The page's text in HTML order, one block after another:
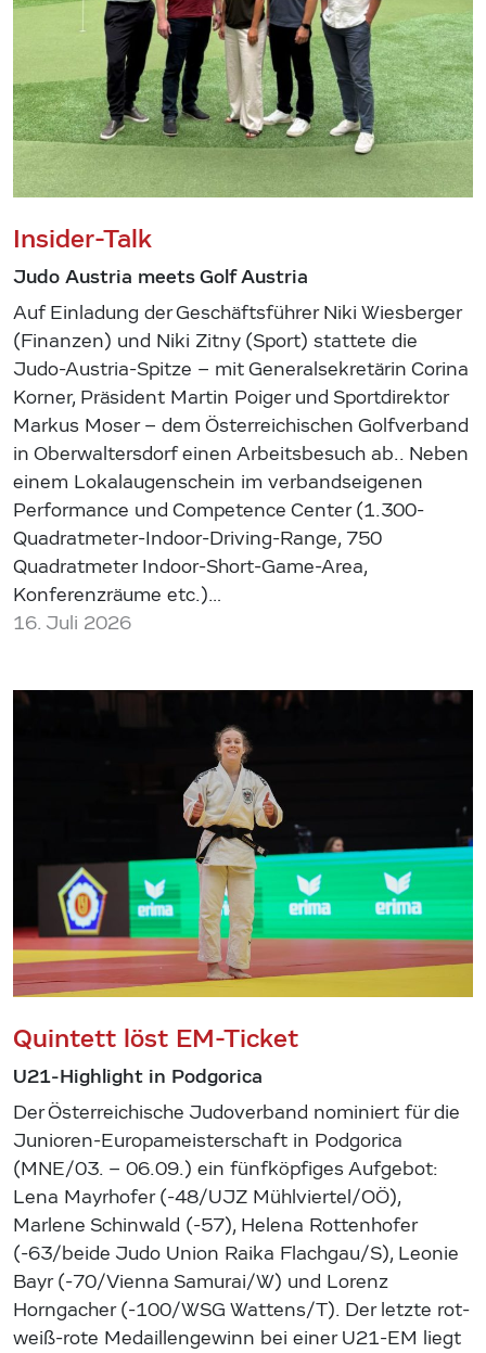
Insider-Talk
Judo Austria meets Golf Austria
Auf Einladung der Geschäftsführer Niki Wiesberger
(Finanzen) und Niki Zitny (Sport) stattete die
Judo-Austria-Spitze – mit Generalsekretärin Corina
Korner, Präsident Martin Poiger und Sportdirektor
Markus Moser – dem Österreichischen Golfverband
in Oberwaltersdorf einen Arbeitsbesuch ab.. Neben
einem Lokalaugenschein im verbandseigenen
Performance und Competence Center (1.300-
Quadratmeter-Indoor-Driving-Range, 750
Quadratmeter Indoor-Short-Game-Area,
Konferenzräume etc.)…
16. Juli 2026
Quintett löst EM-Ticket
U21-Highlight in Podgorica
Der Österreichische Judoverband nominiert für die
Junioren-Europameisterschaft in Podgorica
(MNE/03. – 06.09.) ein fünfköpfiges Aufgebot:
Lena Mayrhofer (-48/UJZ Mühlviertel/OÖ),
Marlene Schinwald (-57), Helena Rottenhofer
(-63/beide Judo Union Raika Flachgau/S), Leonie
Bayr (-70/Vienna Samurai/W) und Lorenz
Horngacher (-100/WSG Wattens/T). Der letzte rot-
weiß-rote Medaillengewinn bei einer U21-EM liegt